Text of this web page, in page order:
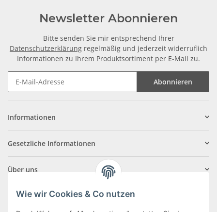
Newsletter Abonnieren
Bitte senden Sie mir entsprechend Ihrer
Datenschutzerklärung regelmäßig und jederzeit widerruflich
Informationen zu Ihrem Produktsortiment per E-Mail zu.
Abonnieren
Informationen
Gesetzliche Informationen
Über uns
Wie wir Cookies & Co nutzen